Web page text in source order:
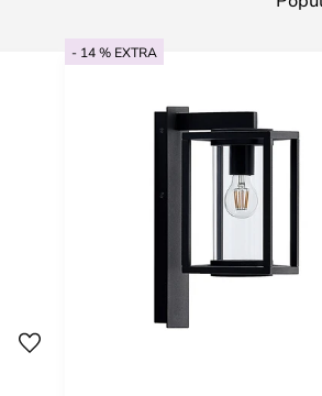
- 14 % EXTRA